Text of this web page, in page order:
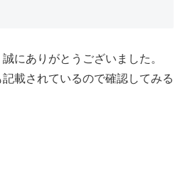
にありがとうございました。
載されているので確認してみる